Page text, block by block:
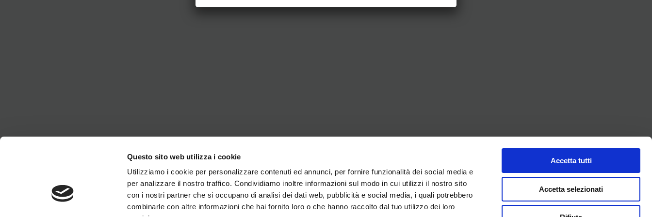
Questo sito web utilizza i cookie
Utilizziamo i cookie per personalizzare contenuti ed annunci, per fornire funzionalità dei social media e
per analizzare il nostro traffico. Condividiamo inoltre informazioni sul modo in cui utilizzi il nostro sito
con i nostri partner che si occupano di analisi dei dati web, pubblicità e social media, i quali potrebbero
combinarle con altre informazioni che hai fornito loro o che hanno raccolto dal tuo utilizzo dei loro
Accetta tutti
Accetta selezionati